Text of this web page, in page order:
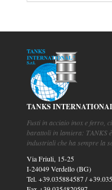
TANKS
Fusti in acciaio inox e ferro,
barattoli in lamiera: TANKS
industriali che ha sempre la
Via Friuli, 15-25
I-24049 Verdello (BG)
Tel. +39.035884587/